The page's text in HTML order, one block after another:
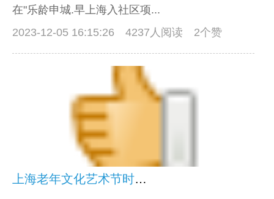
在"乐龄申城.早上海入社区项...
2023-12-05 16:15:26
4237人阅读 2个赞
上海老年文化艺术节时装秀决赛志愿者风采